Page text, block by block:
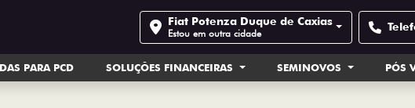
Fiat Potenza Duque de Caxias
Estou em outra cidade
PARA PCD SOLUÇÕES FINANCEIRAS SEMINOVOS PÓS